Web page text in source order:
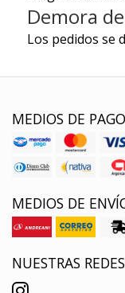
Demora
Los pedidos se
MEDIOS DE PAGO
MEDIOS DE
NUESTRAS